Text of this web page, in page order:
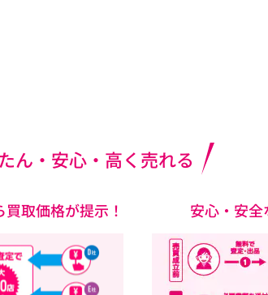
ん・安心・高く売れる
取価格が提示！ 安心・安